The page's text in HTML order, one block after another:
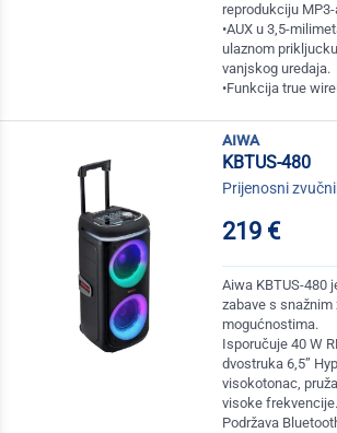
reprodukciju MP3-
•AUX u 3,5-
ulaznom
vanjskog uredaja.
•Funkcija true
aiwa
KBTUS-480
Prijenosni
219 €
Aiwa KBTUS-480
zabave s
mogućnostima.
Isporučuje 40 W
dvostruka 6,5”
visokotonac,
visoke frekvencije.
Podržava